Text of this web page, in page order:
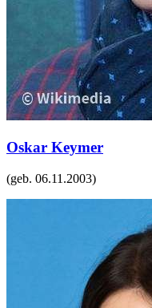
Oskar Keymer
(geb. 06.11.2003)